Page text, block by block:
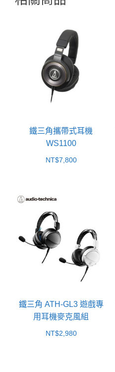
鐵三角攜帶式耳機
WS1100
NT$7,800
鐵三角 ATH-GL3 遊戲專
用耳機麥克風組
NT$2,980